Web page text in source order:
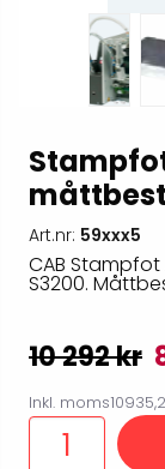
Art.nr: 59xxx5
CAB Stampfot
S3200.
10 292 kr
Inkl. moms